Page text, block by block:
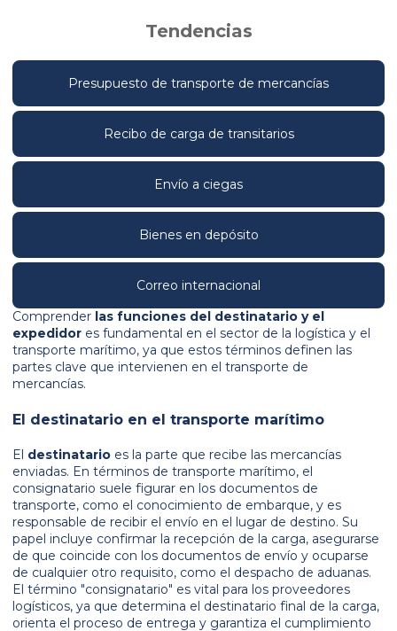
Tendencias
Presupuesto de transporte de mercancías
Recibo de carga de transitarios
Envío a ciegas
Bienes en depósito
Correo internacional
Comprender las funciones del destinatario y el
expedidor es fundamental en el sector de la logística y el
transporte marítimo, ya que estos términos definen las
partes clave que intervienen en el transporte de
mercancías.
El destinatario en el transporte marítimo
El destinatario es la parte que recibe las mercancías
enviadas. En términos de transporte marítimo, el
consignatario suele figurar en los documentos de
transporte, como el conocimiento de embarque, y es
responsable de recibir el envío en el lugar de destino. Su
papel incluye confirmar la recepción de la carga, asegurarse
de que coincide con los documentos de envío y ocuparse
de cualquier otro requisito, como el despacho de aduanas.
El término "consignatario" es vital para los proveedores
logísticos, ya que determina el destinatario final de la carga,
orienta el proceso de entrega y garantiza el cumplimiento